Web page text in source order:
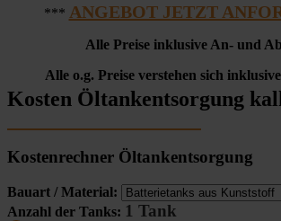
*** ANGEBOT JETZT
Alle Preise inklusive An- und
Alle o.g. Preise verstehen sich
Kosten Öltankentsorgung
Kostenrechner Öltankentsorgung
Bauart / Material:
Anzahl der Tanks: 1 Tank